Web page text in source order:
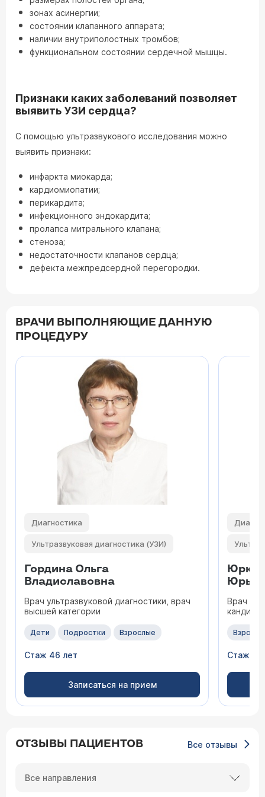
зонах асинергии;
состоянии клапанного аппарата;
наличии внутриполостных тромбов;
функциональном состоянии сердечной мышцы.
Признаки каких заболеваний позволяет
выявить УЗИ сердца?
С помощью ультразвукового исследования можно
выявить признаки:
инфаркта миокарда;
кардиомиопатии;
перикардита;
инфекционного эндокардита;
пролапса митрального клапана;
стеноза;
недостаточности клапанов сердца;
дефекта межпредсердной перегородки.
ВРАЧИ ВЫПОЛНЯЮЩИЕ ДАННУЮ
ПРОЦЕДУРУ
Диагностика
Ультразвуковая диагностика (УЗИ)
Гордина Ольга
Владиславовна
Врач ультразвуковой диагностики, врач
высшей категории
Дети Подростки Взрослые
Стаж 46 лет
Записаться на прием
Врач
Стаж 31
ОТЗЫВЫ ПАЦИЕНТОВ Все отзывы
Все направления